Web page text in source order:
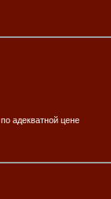
адекватной цене